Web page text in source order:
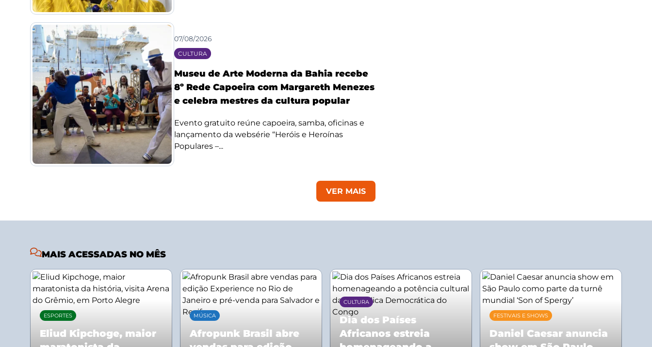
07/08/2026
CULTURA
Museu de Arte Moderna da Bahia recebe
8º Rede Capoeira com Margareth Menezes
e celebra mestres da cultura popular
Evento gratuito reúne capoeira, samba, oficinas e
lançamento da websérie “Heróis e Heroínas
Populares –...
VER MAIS
MAIS ACESSADAS NO MÊS
ESPORTES
Eliud Kipchoge, maior
MÚSICA
Afropunk Brasil abre
CULTURA
Dia dos Países
Africanos estreia
FESTIVAIS E SHOWS
Daniel Caesar anuncia